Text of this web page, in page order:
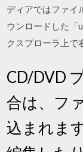
ディアではファイ
ウンロードした「
クスプローラ上で
CD/DVD
合は、フ
込まれま